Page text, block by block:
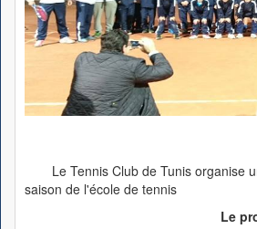
Le Tennis Club de Tunis organise
saison de l'école de tennis
Le